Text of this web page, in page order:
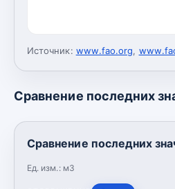
Источник: www.fao.org,
Сравнение последних
Сравнение последних
Ед. изм.: м3